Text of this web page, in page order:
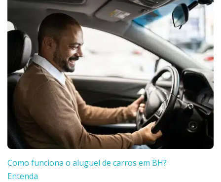
Como funciona o aluguel de carros em BH?
Entenda